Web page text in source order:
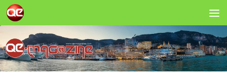
Salta al contenuto